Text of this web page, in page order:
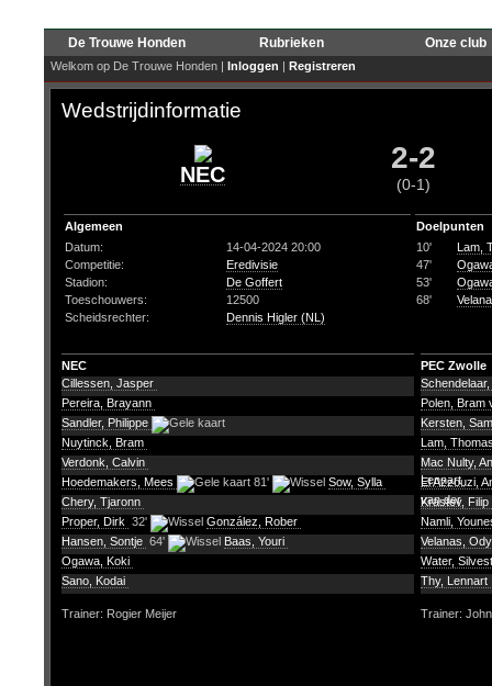
De Trouwe Honden Rubrieken Onze club
Welkom op De Trouwe Honden | Inloggen | Registreren
Wedstrijdinformatie
NEC 2-2
(0-1)
Algemeen
Datum:
14-04-2024 20:00
Competitie:
Eredivisie
Stadion:
De Goffert
Toeschouwers:
12500
Scheidsrechter:
Dennis Higler (NL)
Doelpunten
10'
Lam,
47'
53'
68'
NEC
PEC Zwolle
Cillessen, Jasper
Pereira, Brayann
Sandler, Philippe
Nuytinck, Bram
Verdonk, Calvin
Hoedemakers, Mees
81'
Sow, Sylla
Chery, Tjaronn
Proper, Dirk 32'
González, Rober
Hansen, Sontje 64'
Baas, Youri
Ogawa, Koki
Sano, Kodai
Polen, Bram
Kersten,
Lam,
Mac Nulty,
Lennart
El Azzouzi,
van der
Krastev, Filip
Namli,
Velanas,
Water,
Thy, Lennart
Trainer: Rogier Meijer Trainer: